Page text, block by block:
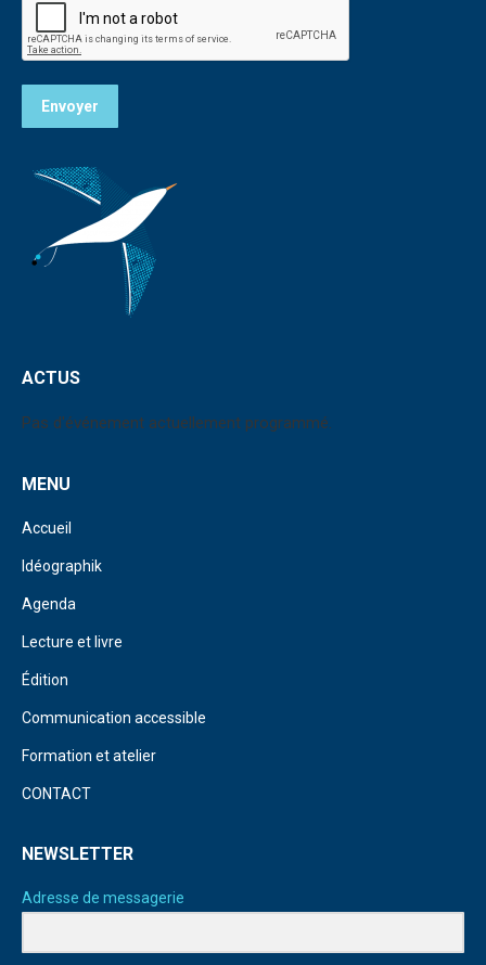
Envoyer
ACTUS
Pas d'événement actuellement programmé.
MENU
Accueil
Idéographik
Agenda
Lecture et livre
Édition
Communication accessible
Formation et atelier
CONTACT
NEWSLETTER
Adresse de messagerie